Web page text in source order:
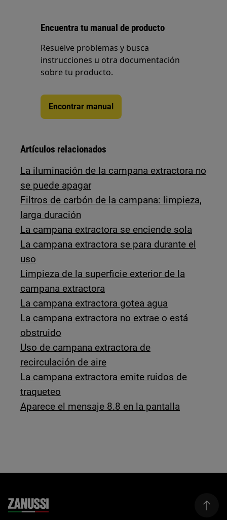
Encuentra tu manual de producto
Resuelve problemas y busca
instrucciones u otra documentación
sobre tu producto.
Encontrar manual
Artículos relacionados
La iluminación de la campana extractora no
se puede apagar
Filtros de carbón de la campana: limpieza,
larga duración
La campana extractora se enciende sola
La campana extractora se para durante el
uso
Limpieza de la superficie exterior de la
campana extractora
La campana extractora gotea agua
La campana extractora no extrae o está
obstruido
Uso de campana extractora de
recirculación de aire
La campana extractora emite ruidos de
traqueteo
Aparece el mensaje 8.8 en la pantalla